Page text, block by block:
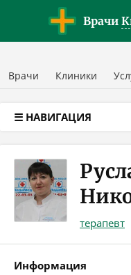
Врачи
Врачи Клиники
☰ НАВИГАЦИЯ
терапевт
Информация